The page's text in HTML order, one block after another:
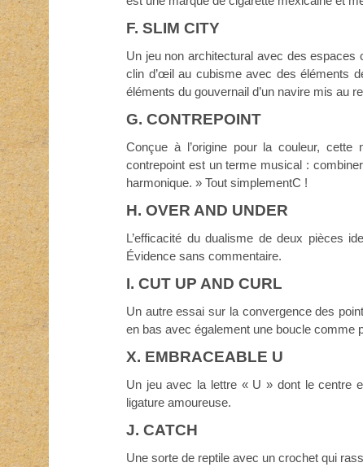
F. SLIM CITY
Un jeu non architectural avec des
clin d’œil au cubisme avec des éléments
éléments du gouvernail d’un navire mis au
G. CONTREPOINT
Conçue à l’origine pour la couleur,
contrepoint est un terme musical :
harmonique. » Tout simplementC !
H. OVER AND UNDER
L’efficacité du dualisme de deux pièces
Évidence sans commentaire.
I. CUT UP AND CURL
Un autre essai sur la convergence des
en bas avec également une boucle comme
X. EMBRACEABLE U
Un jeu avec la lettre « U » dont le centre
ligature amoureuse.
J. CATCH
Une sorte de reptile avec un crochet qui